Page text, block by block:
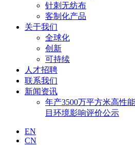
针刺无纺布
客制化产品
关于我们
全球化
创新
可持续
人才招聘
联系我们
新闻资讯
年产3500万平方米高性
目环境影响评价公示
EN
CN